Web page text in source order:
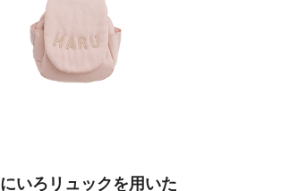
いろリュックを用いた